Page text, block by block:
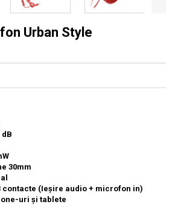
Urban Style
dB
30mm
contacte (Ieșire audio + microfon in)
uri și tablete